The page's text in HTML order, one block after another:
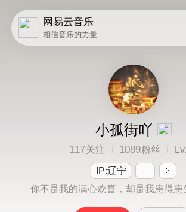
网易云音乐
相信音乐的力量
小孤街吖
117关注 1089粉丝 Lv.
IP:辽宁